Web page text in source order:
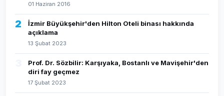
01 Haziran 2016
2
İzmir Büyükşehir'den Hilton Oteli binası hakkında
açıklama
13 Şubat 2023
Prof. Dr. Sözbilir: Karşıyaka, Bostanlı ve Mavişehir'den
diri fay geçmez
17 Şubat 2023